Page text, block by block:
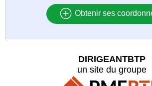
Obtenir ses
DIRIGEANTBTP
un site du groupe